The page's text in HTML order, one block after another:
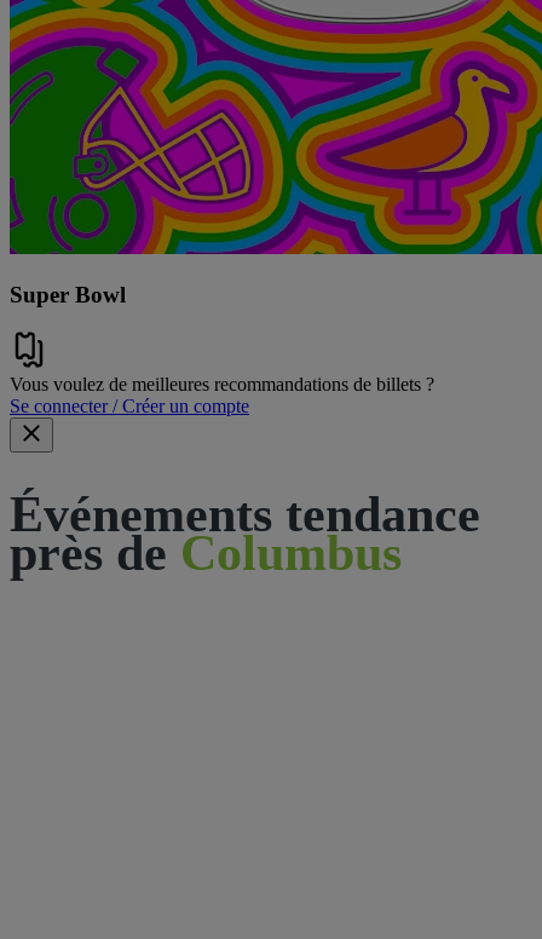
Super Bowl
Vous voulez de meilleures recommandations de billets ?
Se connecter / Créer un compte
Événements tendance
près de Columbus